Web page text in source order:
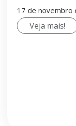
17 de novembro
Veja mais!